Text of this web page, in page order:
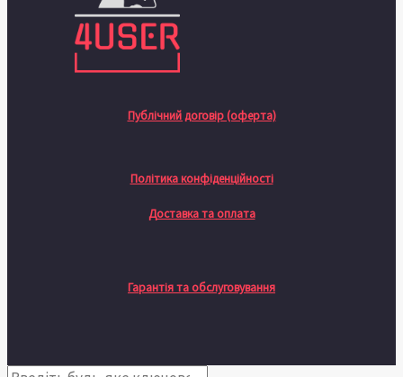
Публічний договір (оферта)
Політика конфіденційності
Доставка та оплата
Гарантія та обслуговування